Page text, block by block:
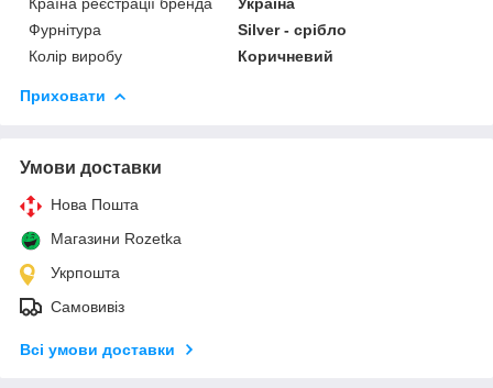
Фурнітура
Silver - срібло
Колір виробу
Коричневий
Приховати
Умови доставки
Нова Пошта
Магазини Rozetka
Укрпошта
Самовивіз
Всі умови доставки